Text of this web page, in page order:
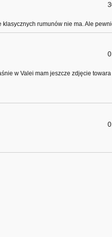
klasycznych rumunów nie ma. Ale
w Valei mam jeszcze zdjęcie